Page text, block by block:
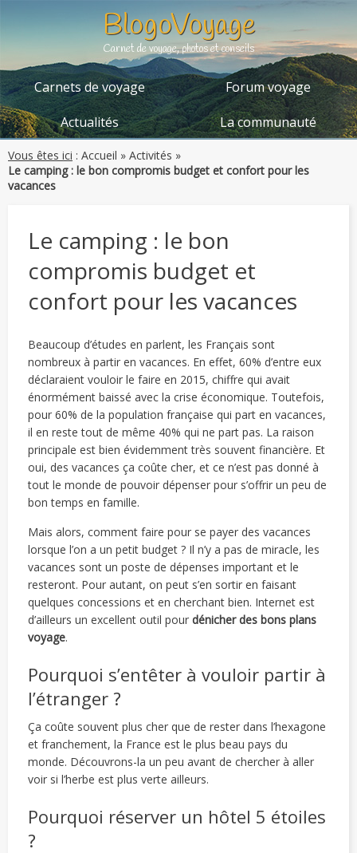
BlogoVoyage
Carnet de voyage, photos et conseils
Carnets de voyage
Forum voyage
Actualités
La communauté
Vous êtes ici : Accueil » Activités »
Le camping : le bon compromis budget et confort pour les
vacances
Le camping : le bon
compromis budget et
confort pour les vacances
Beaucoup d’études en parlent, les Français sont
nombreux à partir en vacances. En effet, 60% d’entre eux
déclaraient vouloir le faire en 2015, chiffre qui avait
énormément baissé avec la crise économique. Toutefois,
pour 60% de la population française qui part en vacances,
il en reste tout de même 40% qui ne part pas. La raison
principale est bien évidemment très souvent financière. Et
oui, des vacances ça coûte cher, et ce n’est pas donné à
tout le monde de pouvoir dépenser pour s’offrir un peu de
bon temps en famille.
Mais alors, comment faire pour se payer des vacances
lorsque l’on a un petit budget ? Il n’y a pas de miracle, les
vacances sont un poste de dépenses important et le
resteront. Pour autant, on peut s’en sortir en faisant
quelques concessions et en cherchant bien. Internet est
d’ailleurs un excellent outil pour dénicher des bons plans
voyage.
Pourquoi s’entêter à vouloir partir à
l’étranger ?
Ça coûte souvent plus cher que de rester dans l’hexagone
et franchement, la France est le plus beau pays du
monde. Découvrons-la un peu avant de chercher à aller
voir si l’herbe est plus verte ailleurs.
Pourquoi réserver un hôtel 5 étoiles
?